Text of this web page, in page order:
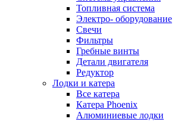
Топливная система
Электро- оборудование
Свечи
Фильтры
Гребные винты
Детали двигателя
Редуктор
Лодки и катера
Все катера
Катера Phoenix
Алюминиевые лодки